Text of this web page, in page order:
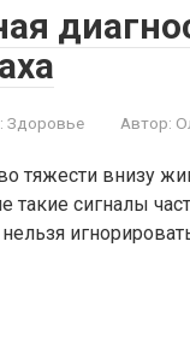
Здоровье Автор:
тяжести внизу
такие сигналы